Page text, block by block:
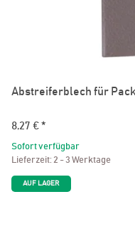
Abstreiferblech für
8,27 € *
Sofort verfügbar
Lieferzeit: 2 - 3 Werktage
AUF LAGER